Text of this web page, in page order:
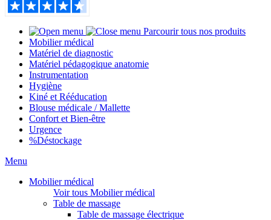
Parcourir tous nos produits
Mobilier médical
Matériel de diagnostic
Matériel pédagogique anatomie
Instrumentation
Hygiène
Kiné et Rééducation
Blouse médicale / Mallette
Confort et Bien-être
Urgence
%Déstockage
Menu
Mobilier médical
Voir tous Mobilier médical
Table de massage
Table de massage électrique